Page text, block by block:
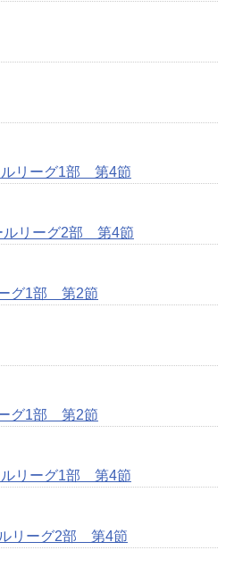
ルリーグ1部 第4節
ルリーグ2部 第4節
ーグ1部 第2節
ーグ1部 第2節
ルリーグ1部 第4節
ルリーグ2部 第4節